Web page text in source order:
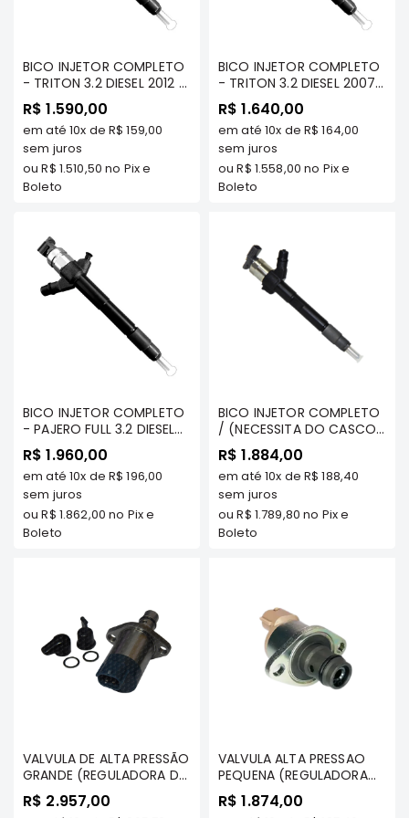
Filtros
Elétrica
Acessórios
ASX
Suspensão
Acessórios
e
Dakar
Suspensão
Correias
Acessórios
Pajero
Motor
Freio
BICO INJETOR COMPLETO
- TRITON 3.2 DIESEL 2012 a
2017/ PAJERO DAKAR 3.2
DIESEL 2012 a 2017 /
PAJERO FULL 3.2 DIESEL
2008/.. (180CV) - DENSO
- 1465A307
R$ 1.590,00
em até 10x de R$ 159,00
sem juros
ouR$ 1.510,50 no Pix e
Boleto
BICO INJETOR COMPLETO
- TRITON 3.2 DIESEL 2007
A 2011/ PAJERO DAKAR 3.2
DIESEL 2008 A 2011 -
DENSO - 1465A054
R$ 1.640,00
em até 10x de R$ 164,00
sem juros
ouR$ 1.558,00 no Pix e
Boleto
BICO INJETOR COMPLETO
- PAJERO FULL 3.2 DIESEL
2012/... (200CV) - DENSO
- 1465A351
R$ 1.960,00
em até 10x de R$ 196,00
sem juros
ouR$ 1.862,00 no Pix e
Boleto
BICO INJETOR COMPLETO
/ (NECESSITA DO CASCO)
- TRITON 2.4 DIESEL
2017/...(4N15) / PAJERO
SPORT 2.4 DIESEL (4N15) -
DENSO - 1465A439
R$ 1.884,00
em até 10x de R$ 188,40
sem juros
ouR$ 1.789,80 no Pix e
Boleto
VALVULA DE ALTA PRESSÃO
GRANDE (REGULADORA DE
FLUXO/ SUCCAO) -
TRITON 3.2 DIESEL/ DAKAR
R$ 2.957,00
VALVULA ALTA PRESSAO
PEQUENA (REGULADORA
DE FLUXO/ SUCCAO) -
TRITON 3.2 DIESEL/ DAKAR
R$ 1.874,00